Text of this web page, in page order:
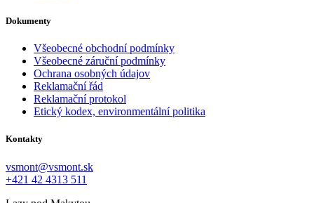
Dokumenty
Všeobecné obchodní podmínky
Všeobecné záruční podmínky
Ochrana osobných údajov
Reklamační řád
Reklamační protokol
Etický kodex, environmentální politika
Kontakty
vsmont@vsmont.sk
+421 42 4313 511